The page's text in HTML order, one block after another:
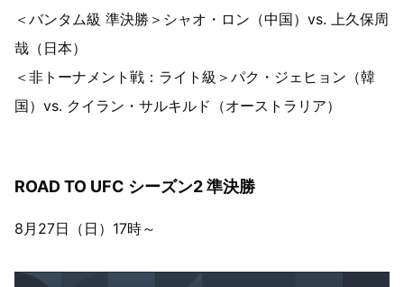
＜バンタム級 準決勝＞シャオ・ロン（中国）vs. 上久保周
哉（日本）
＜非トーナメント戦：ライト級＞パク・ジェヒョン（韓
国）vs. クイラン・サルキルド（オーストラリア）
ROAD TO UFC シーズン2 準決勝
8月27日（日）17時～